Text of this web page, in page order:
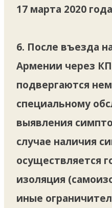
17 марта 2020
6. После въезда
Армении через
подвергаются
специальному
выявления
случае наличия
осуществляется
изоляция
иные